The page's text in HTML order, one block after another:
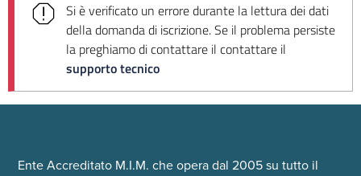
Si è verificato un errore durante la lettura dei dati
della domanda di iscrizione. Se il problema persiste
la preghiamo di contattare il contattare il
supporto tecnico
Ente Accreditato M.I.M. che opera dal 2005 su tutto il